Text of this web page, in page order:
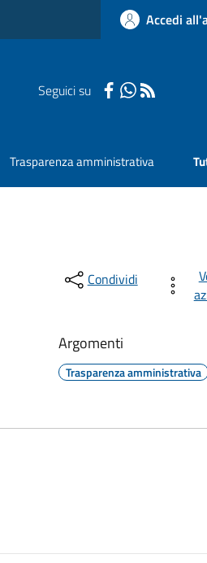
Accedi
Seguici su
Trasparenza amministrativa
Condividi
Argomenti
Trasparenza amministrativa